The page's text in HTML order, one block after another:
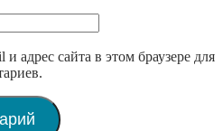
адрес сайта в этом браузере для